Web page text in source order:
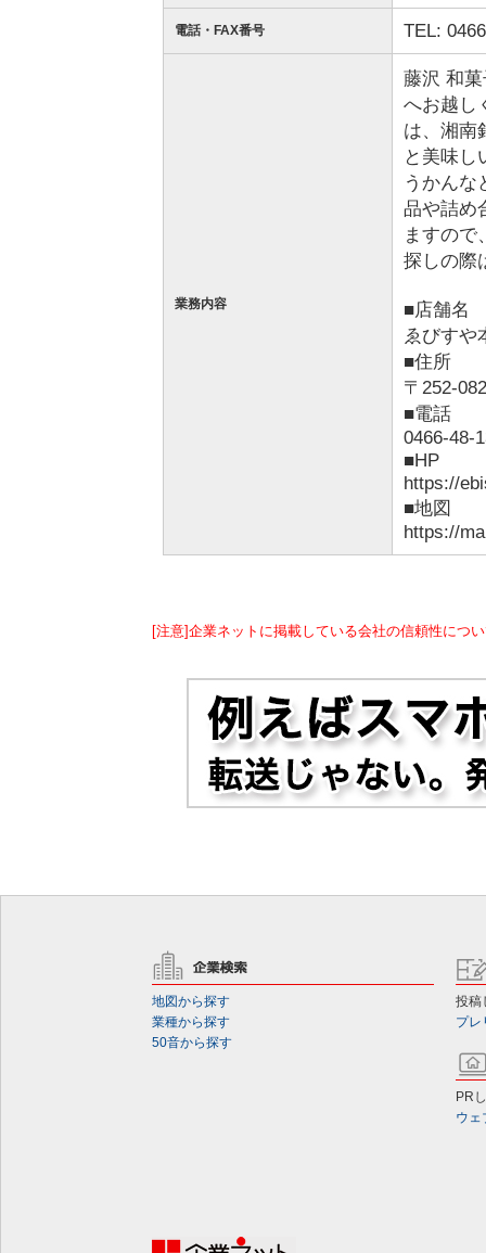
電話・FAX番号 TEL:
業務内容
藤沢 和
へお越し
は、湘南
と美味し
うかんな
品や詰め
ますので
探しの際
■店舗名
ゑびすや
■住所
〒252-
■電話
0466-48-
■HP
https://
■地図
https://
[注意]企業ネットに掲載している会社の信頼性につ
地図から探す
業種から探す
50音から探す
投稿
プレ
PR
ウェ